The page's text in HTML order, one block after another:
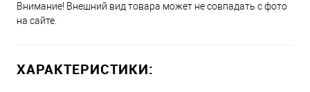
Внимание! Внешний вид товара может не совпадать с фото
на сайте.
ХАРАКТЕРИСТИКИ: